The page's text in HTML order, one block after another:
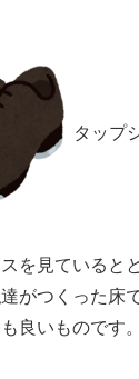
タップ
を見ていると
がつくった床
良いものです。